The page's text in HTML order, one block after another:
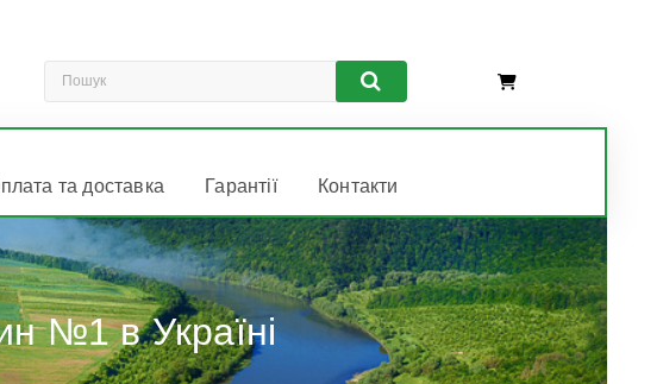
та доставка Гарантії Контакти
№1 в Україні